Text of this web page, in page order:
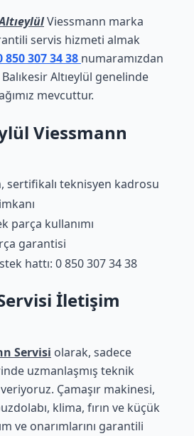
Viessmann marka
servis hizmeti almak
850 307 34 38 numaramızdan
Altıeylül genelinde
mevcuttur.
Viessmann
sertifikalı teknisyen kadrosu
parça kullanımı
garantisi
hattı: 0 850 307 34 38
İletişim
Servisi olarak, sadece
uzmanlaşmış teknik
Çamaşır makinesi,
klima, fırın ve küçük
ve onarımlarını garantili